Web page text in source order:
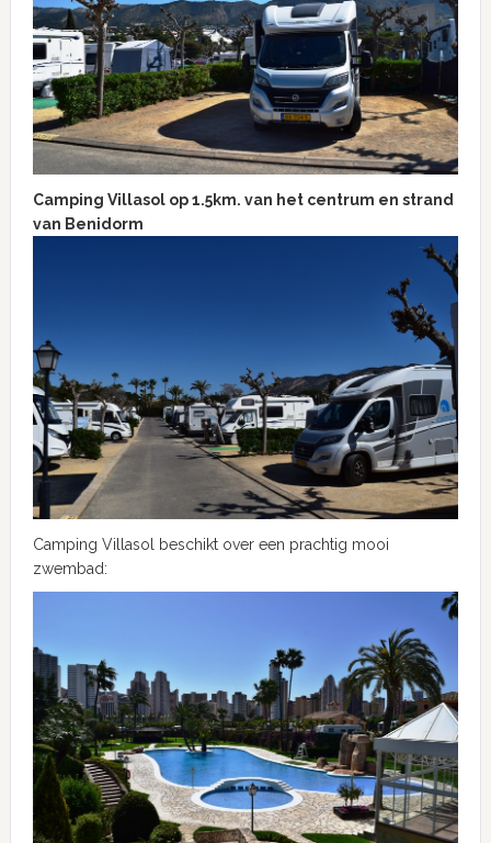
Camping Villasol op 1.5km. van het centrum en strand
van Benidorm
Camping Villasol beschikt over een prachtig mooi
zwembad: